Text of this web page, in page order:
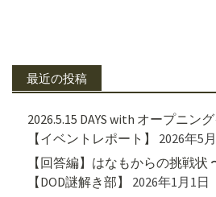
最近の投稿
2026.5.15 DAYS with オープニン
【イベントレポート】
2026年5
【回答編】はなもからの挑戦状
【DOD謎解き部】
2026年1月1日